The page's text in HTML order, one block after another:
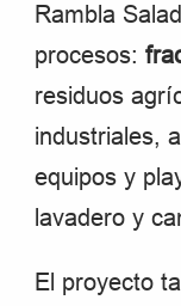
Rambla
procesos:
residuos
industriales,
equipos y
lavadero y
El proyecto